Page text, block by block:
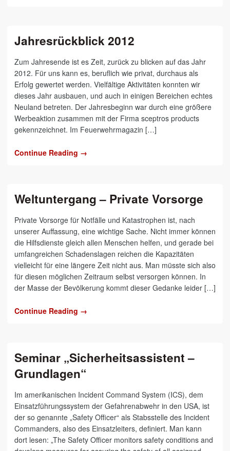
Jahresrückblick 2012
Zum Jahresende ist es Zeit, zurück zu blicken auf das Jahr
2012. Für uns kann es, beruflich wie privat, durchaus als
Erfolg gewertet werden. Vielfältige Aktivitäten konnten wir
dieses Jahr ausbauen, und auch in einigen Bereichen echtes
Neuland betreten. Der Jahresbeginn war durch eine größere
Werbeaktion zusammen mit der Firma sceptros products
gekennzeichnet. Im Feuerwehrmagazin […]
Continue Reading →
Weltuntergang – Private Vorsorge
Private Vorsorge für Notfälle und Katastrophen ist, nach
unserer Auffassung, eine wichtige Sache. Nicht immer können
die Hilfsdienste gleich allen Menschen helfen, und gerade bei
umfangreichen Schadenslagen reichen die Kapazitäten
vielleicht für eine längere Zeit nicht aus. Man müsste sich also
für diesen möglichen Zeitraum selbst versorgen können. In
der Masse der Bevölkerung kommt dieser Gedanke leider […]
Continue Reading →
Seminar „Sicherheitsassistent –
Grundlagen“
Im amerikanischen Incident Command System (ICS), dem
Einsatzführungssystem der Gefahrenabwehr in den USA, ist
der so genannte „Safety Officer“ als Stabsstelle des Incident
Commanders, also des Einsatzleiters, definiert. Man kann
dort lesen: „The Safety Officer monitors safety conditions and